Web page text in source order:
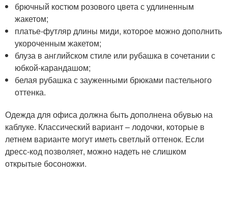
брючный костюм розового цвета с удлиненным
жакетом;
платье-футляр длины миди, которое можно дополнить
укороченным жакетом;
блуза в английском стиле или рубашка в сочетании с
юбкой-карандашом;
белая рубашка с зауженными брюками пастельного
оттенка.
Одежда для офиса должна быть дополнена обувью на
каблуке. Классический вариант – лодочки, которые в
летнем варианте могут иметь светлый оттенок. Если
дресс-код позволяет, можно надеть не слишком
открытые босоножки.